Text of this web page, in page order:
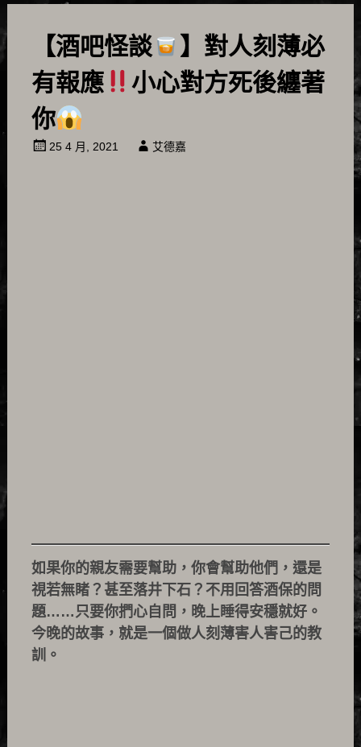
【酒吧怪談
】對人刻薄必
有報應
小心對方死後纏著
你
25 4 月, 2021 艾德嘉
如果你的親友需要幫助，你會幫助他們，還是
視若無睹？甚至落井下石？不用回答酒保的問
題……只要你捫心自問，晚上睡得安穩就好。
今晚的故事，就是一個做人刻薄害人害己的教
訓。